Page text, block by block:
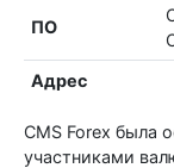
ПО
Адрес
CMS Forex была
участниками